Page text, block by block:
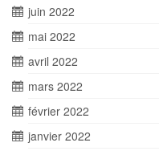
juin 2022
mai 2022
avril 2022
mars 2022
février 2022
janvier 2022